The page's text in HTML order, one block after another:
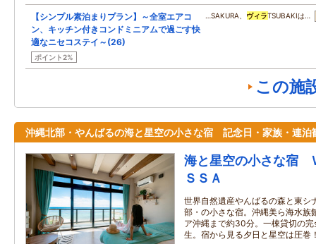
【シンプル素泊まりプラン】～全室エアコ
ン、キッチン付きコンドミニアムで過ごす快
適なニセコステイ～(26)
ポイント2%
…SAKURA、 ヴィラTSUBAKIは…
この施
沖縄北部・やんばるの海と星空の小さな宿 記念日・家族・連泊
海と星空の小さな宿
ＳＳＡ
世界自然遺産やんばるの森と東シ
部・の小さな宿。沖縄美ら海水族
ア沖縄まで約30分。一棟貸切の
生。宿から見る夕日と星空は圧巻